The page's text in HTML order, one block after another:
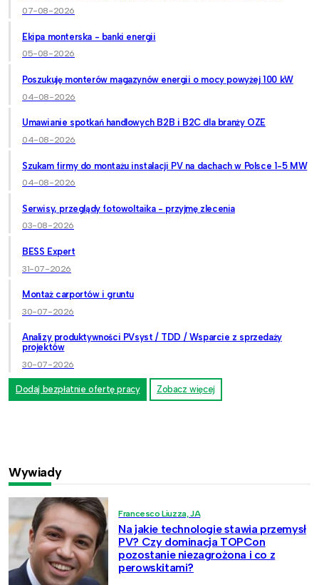
07-08-2026
Ekipa monterska - banki energii
05-08-2026
Poszukuję monterów magazynów energii o mocy powyżej 100 kW
04-08-2026
Umawianie spotkań handlowych B2B i B2C dla branży OZE
04-08-2026
Szukam firmy do montażu instalacji PV na dachach w Polsce 1-5 MW
04-08-2026
Serwisy, przeglądy fotowoltaika - przyjmę zlecenia
03-08-2026
BESS Expert
31-07-2026
Montaż carportów i gruntu
30-07-2026
Analizy produktywności PVsyst / TDD / Wsparcie z sprzedaży
projektów
30-07-2026
Dodaj bezpłatnie ofertę pracy Zobacz więcej
Wywiady
Francesco Liuzza, JA
Na jakie technologie stawia przemysł
PV? Czy dominacja TOPCon
pozostanie niezagrożona i co z
perowskitami?